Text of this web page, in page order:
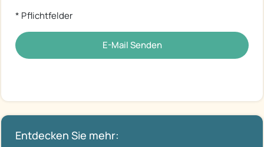
* Pflichtfelder
E-Mail Senden
Entdecken Sie mehr: